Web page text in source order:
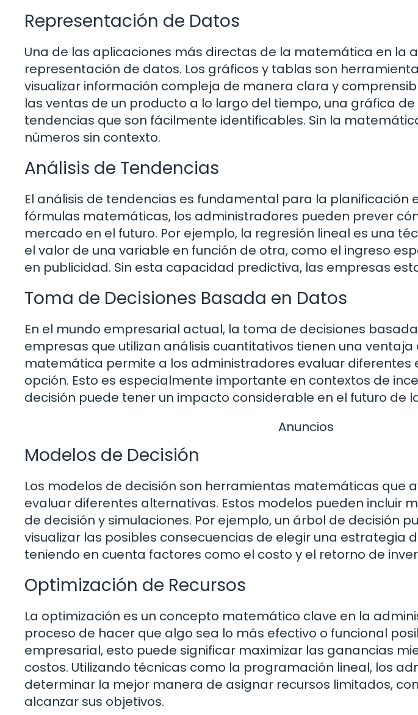
Representación de Datos
Una de las aplicaciones más directas de la matemática en la
representación de datos. Los gráficos y tablas son
visualizar información compleja de manera clara y
las ventas de un producto a lo largo del tiempo, una gráfica
tendencias que son fácilmente identificables. Sin la
números sin contexto.
Análisis de Tendencias
El análisis de tendencias es fundamental para la planificación
fórmulas matemáticas, los administradores pueden prever
mercado en el futuro. Por ejemplo, la regresión lineal es una
el valor de una variable en función de otra, como el ingreso
en publicidad. Sin esta capacidad predictiva, las empresas
Toma de Decisiones Basada en Datos
En el mundo empresarial actual, la toma de decisiones
empresas que utilizan análisis cuantitativos tienen una
matemática permite a los administradores evaluar diferentes
opción. Esto es especialmente importante en contextos de
decisión puede tener un impacto considerable en el futuro de
Anuncios
Modelos de Decisión
Los modelos de decisión son herramientas matemáticas que
evaluar diferentes alternativas. Estos modelos pueden incluir
de decisión y simulaciones. Por ejemplo, un árbol de decisión
visualizar las posibles consecuencias de elegir una estrategia
teniendo en cuenta factores como el costo y el retorno de
Optimización de Recursos
La optimización es un concepto matemático clave en la
proceso de hacer que algo sea lo más efectivo o funcional
empresarial, esto puede significar maximizar las ganancias
costos. Utilizando técnicas como la programación lineal, los
determinar la mejor manera de asignar recursos limitados,
alcanzar sus objetivos.